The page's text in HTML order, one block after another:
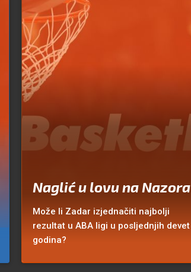
Naglić u lovu na Nazora
Može li Zadar izjednačiti najbolji
rezultat u ABA ligi u posljednjih devet
godina?